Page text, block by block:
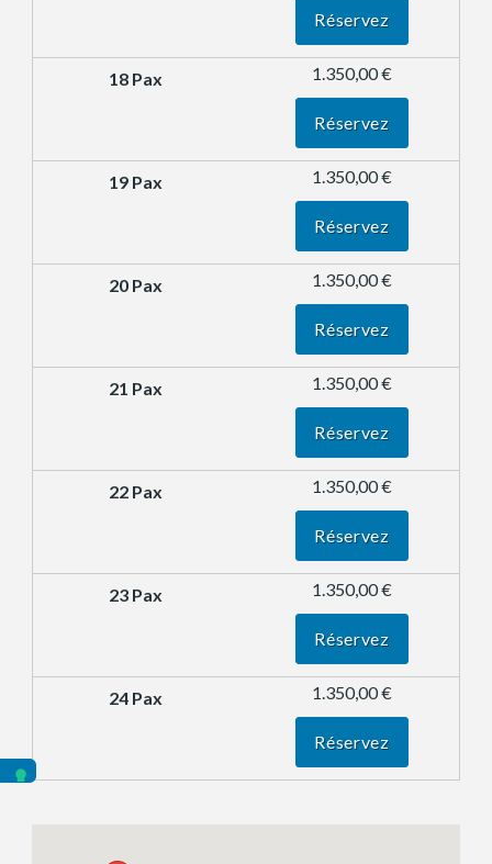
Réservez
1.350,00 €
Réservez
1.350,00 €
Réservez
1.350,00 €
Réservez
1.350,00 €
Réservez
1.350,00 €
Réservez
1.350,00 €
Réservez
1.350,00 €
Réservez